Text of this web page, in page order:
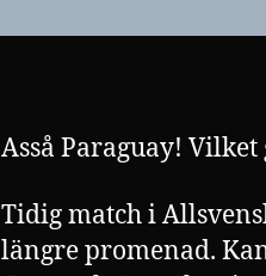
Asså Paraguay!
Tidig match i
längre promenad.